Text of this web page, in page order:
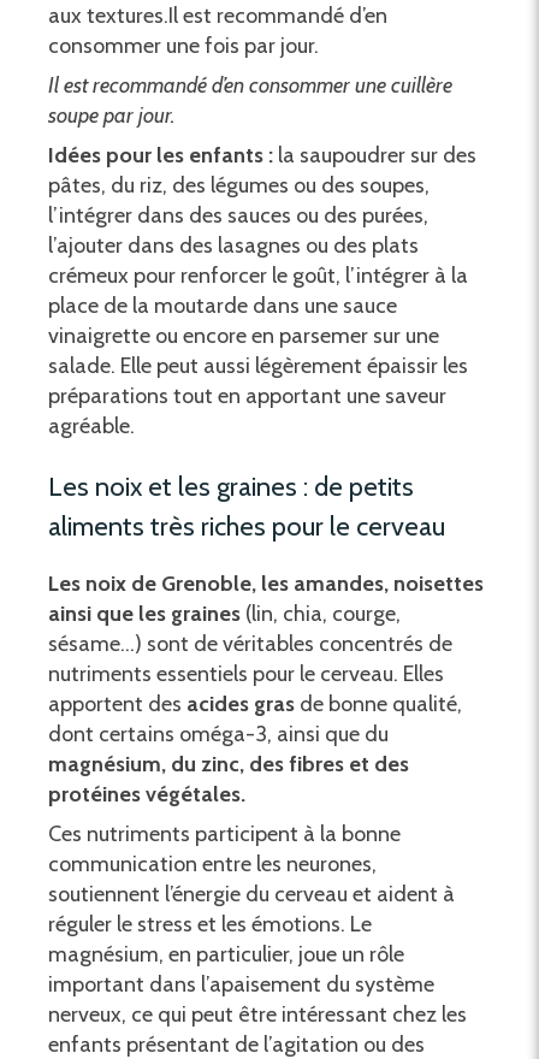
aux textures.Il est recommandé d’en
consommer une fois par jour.
Il est recommandé d’en consommer une cuillère
soupe par jour.
Idées pour les enfants : la saupoudrer sur des
pâtes, du riz, des légumes ou des soupes,
l’intégrer dans des sauces ou des purées,
l’ajouter dans des lasagnes ou des plats
crémeux pour renforcer le goût, l’intégrer à la
place de la moutarde dans une sauce
vinaigrette ou encore en parsemer sur une
salade. Elle peut aussi légèrement épaissir les
préparations tout en apportant une saveur
agréable.
Les noix et les graines : de petits
aliments très riches pour le cerveau
Les noix de Grenoble, les amandes, noisettes
ainsi que les graines (lin, chia, courge,
sésame…) sont de véritables concentrés de
nutriments essentiels pour le cerveau. Elles
apportent des acides gras de bonne qualité,
dont certains oméga-3, ainsi que du
magnésium, du zinc, des fibres et des
protéines végétales.
Ces nutriments participent à la bonne
communication entre les neurones,
soutiennent l’énergie du cerveau et aident à
réguler le stress et les émotions. Le
magnésium, en particulier, joue un rôle
important dans l’apaisement du système
nerveux, ce qui peut être intéressant chez les
enfants présentant de l’agitation ou des